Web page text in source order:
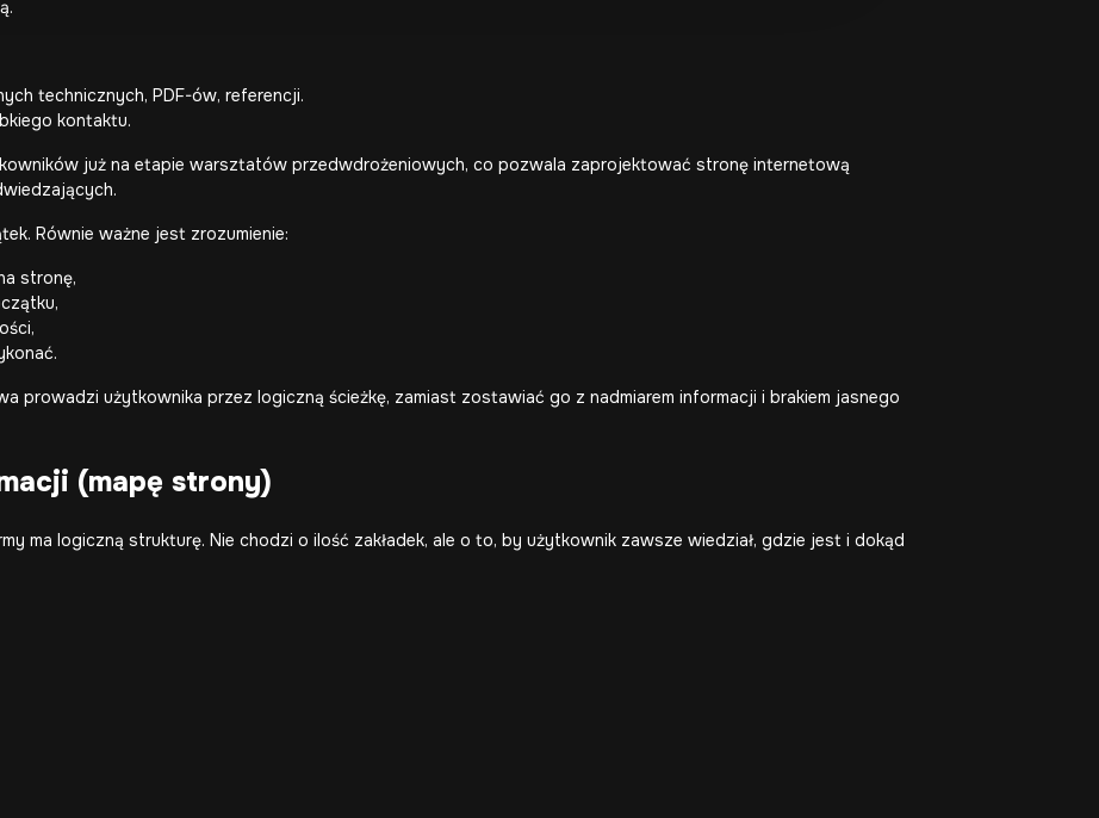
technicznych, PDF-ów, referencji.
kontaktu.
już na etapie warsztatów przedwdrożeniowych, co pozwala zaprojektować stronę internetową
Równie ważne jest zrozumienie:
stronę,
prowadzi użytkownika przez logiczną ścieżkę, zamiast zostawiać go z nadmiarem informacji i brakiem jasnego
(mapę strony)
ma logiczną strukturę. Nie chodzi o ilość zakładek, ale o to, by użytkownik zawsze wiedział, gdzie jest i dokąd